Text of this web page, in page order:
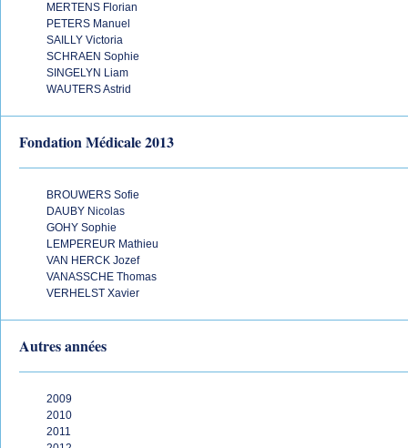
MERTENS Florian
PETERS Manuel
SAILLY Victoria
SCHRAEN Sophie
SINGELYN Liam
WAUTERS Astrid
Fondation Médicale 2013
BROUWERS Sofie
DAUBY Nicolas
GOHY Sophie
LEMPEREUR Mathieu
VAN HERCK Jozef
VANASSCHE Thomas
VERHELST Xavier
Autres années
2009
2010
2011